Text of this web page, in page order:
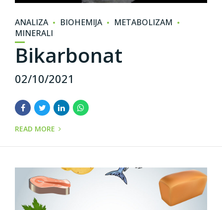
ANALIZA BIOHEMIJA
METABOLIZAM
MINERALI
Bikarbonat
02/10/2021
READ MORE